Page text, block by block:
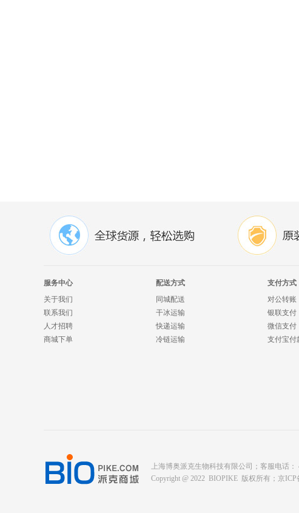
服务中心
关于我们
联系我们
人才招聘
商城下单
配送方式
同城配送
干冰运输
快递运输
冷链运输
支付方式
对公转账
银联支付
微信支付
支付宝付
上海博奥派克生物科技有限公司；客服电话：
Copyright @ 2022 BIOPIKE 版权所有； 京ICP